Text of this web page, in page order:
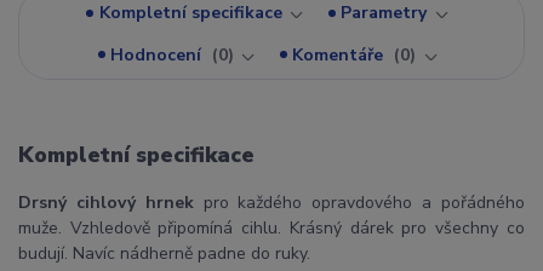
Kompletní specifikace
Parametry
Hodnocení
0 Komentáře 0
Kompletní specifikace
Drsný cihlový hrnekpro každého opravdového a pořádného
muže. Vzhledově připomíná cihlu. Krásný dárek pro všechny co
budují. Navíc nádherně padne do ruky.